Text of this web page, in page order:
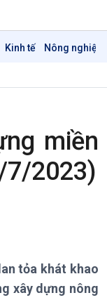
Kinh tế Nông nghiệp
6h
Thời sự
miền
7/2023)
tỏa khát khao
xây dựng nông